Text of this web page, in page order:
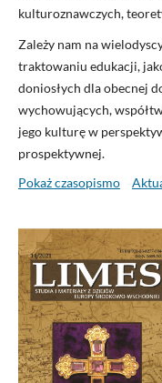
kulturoznawczych,
Zależy nam na
traktowaniu edukacji,
doniosłych dla obecnej
wychowujących,
jego kulturę w
prospektywnej.
Pokaż czasopismo